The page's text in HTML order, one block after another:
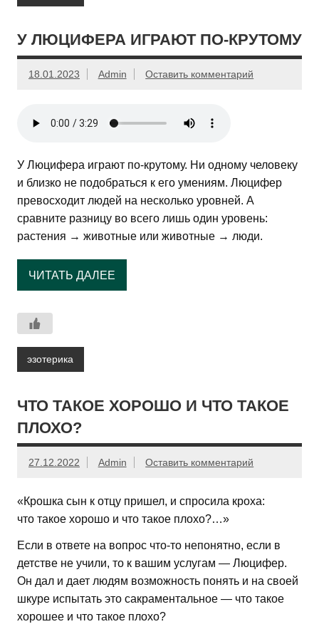
У ЛЮЦИФЕРА ИГРАЮТ ПО-КРУТОМУ
18.01.2023 Admin Оставить комментарий
У Люцифера играют по-крутому. Ни одному человеку
и близко не подобраться к его умениям. Люцифер
превосходит людей на несколько уровней. А
сравните разницу во всего лишь один уровень:
растения → животные или животные → люди.
ЧИТАТЬ ДАЛЕЕ
эзотерика
ЧТО ТАКОЕ ХОРОШО И ЧТО ТАКОЕ
ПЛОХО?
27.12.2022 Admin Оставить комментарий
«Крошка сын к отцу пришел, и спросила кроха:
что такое хорошо и что такое плохо?…»
Если в ответе на вопрос что-то непонятно, если в
детстве не учили, то к вашим услугам — Люцифер.
Он дал и дает людям возможность понять и на своей
шкуре испытать это сакраментальное — что такое
хорошее и что такое плохо?